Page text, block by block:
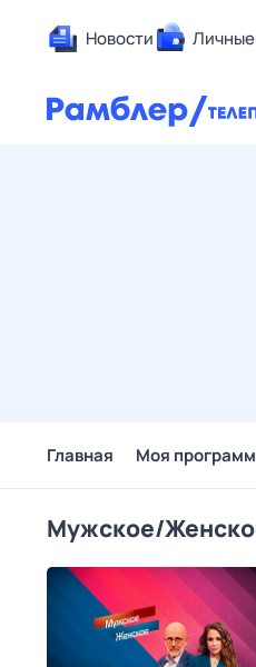
Новости
Главная Моя
Мужское/